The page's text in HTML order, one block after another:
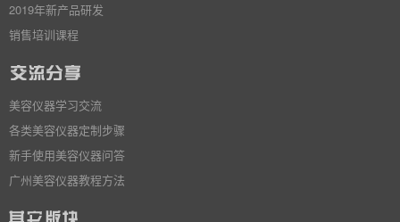
2019年新产品研发
销售培训课程
美容仪器学习交流
各类美容仪器定制步骤
新手使用美容仪器问答
广州美容仪器教程方法